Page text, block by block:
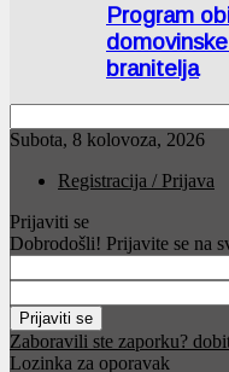
Program
branitelja
Subota, 8 kolovoza, 2026
Registracija / Prijava
Prijaviti se
Dobrodošli! Prijavite se na
Zaboravili ste zaporku?
Lozinka za oporavak